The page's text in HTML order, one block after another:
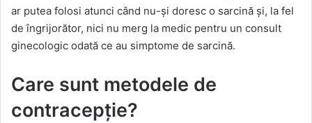
ar putea folosi atunci când nu-și doresc o sarcină și, la fel
de îngrijorător, nici nu merg la medic pentru un consult
ginecologic odată ce au simptome de sarcină.
Care sunt metodele de
contracepție?